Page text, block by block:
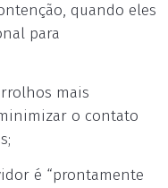
quando eles
para
mais
o contato
é “prontamente